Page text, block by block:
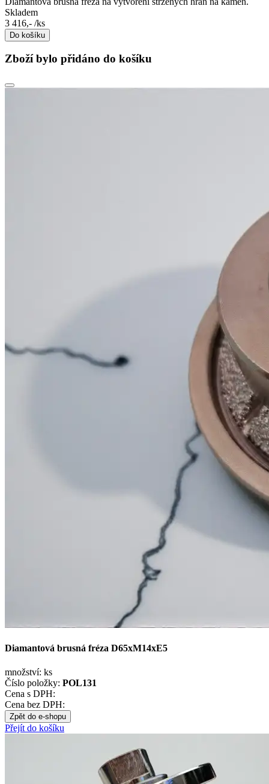
Skladem
3 416,- /ks
Do košíku
Zboží bylo přidáno do košíku
Diamantová brusná fréza D65xM14xE5
množství: ks
Číslo položky: POL131
Cena s DPH:
Cena bez DPH:
Zpět do e-shopu
Přejít do košíku